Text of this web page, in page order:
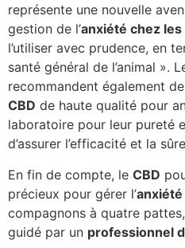
représente une nouvelle
gestion de l’anxiété chez les
l’utiliser avec prudence, en
santé général de l’animal ».
recommandent également
CBD de haute qualité pour
laboratoire pour leur pureté
d’assurer l’efficacité et la
En fin de compte, le CBD
précieux pour gérer l’
compagnons à quatre
guidé par un professionnel